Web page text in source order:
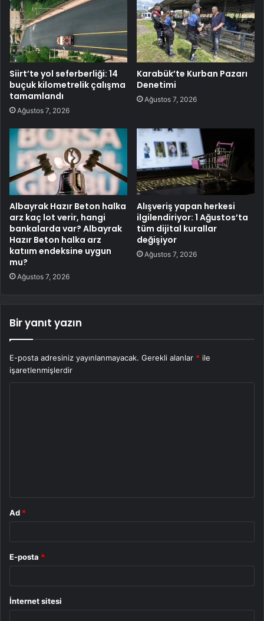
Siirt’te yol seferberliği: 14
buçuk kilometrelik çalışma
tamamlandı
Ağustos 7, 2026
Karabük’te Kurban Pazarı
Denetimi
Ağustos 7, 2026
Albayrak Hazır Beton halka
arz kaç lot verir, hangi
bankalarda var? Albayrak
Hazır Beton halka arz
katıım endeksine uygun
mu?
Ağustos 7, 2026
Alışveriş yapan herkesi
ilgilendiriyor: 1 Ağustos’ta
tüm dijital kurallar
değişiyor
Ağustos 7, 2026
Bir yanıt yazın
E-posta adresiniz yayınlanmayacak. Gerekli alanlar * ile
işaretlenmişlerdir
Ad *
E-posta *
İnternet sitesi